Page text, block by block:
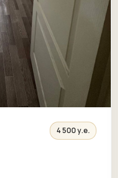
4 500 у.е.